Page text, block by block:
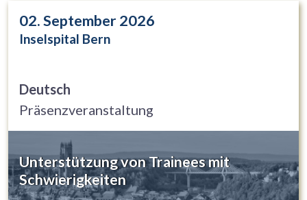
02. September 2026
Inselspital Bern
Deutsch
Präsenzveranstaltung
Unterstützung von Trainees mit
Schwierigkeiten